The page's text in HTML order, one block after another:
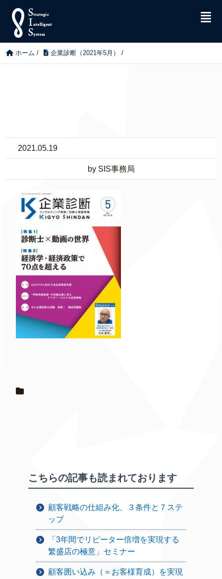
ホーム / 企業診断（2021年5月） /
2021.05.19
by SIS事務局
こちらの記事も読まれております
顧客戦略の仕組み化、３条件と７ステ
ップ
「3年間でリピーター倍増を実現する
繁盛店の極意」セミナー
顧客囲い込み（＝お客様育成）を実現